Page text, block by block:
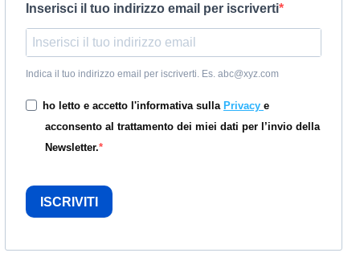
Inserisci il tuo indirizzo email per iscriverti
Indica il tuo indirizzo email per iscriverti. Es. abc@xyz.com
ho letto e accetto l'informativa sulla Privacy e
acconsento al trattamento dei miei dati per l’invio della
Newsletter.
ISCRIVITI